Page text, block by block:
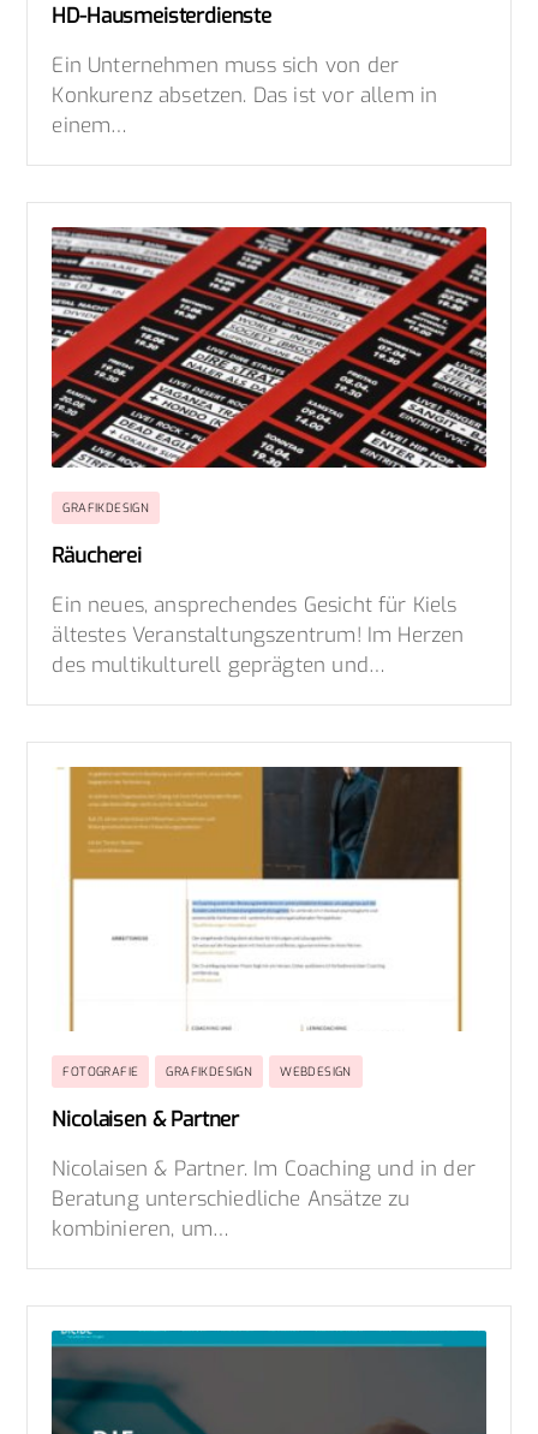
HD-Hausmeisterdienste
Ein Unternehmen muss sich von der
Konkurenz absetzen. Das ist vor allem in
einem…
GRAFIKDESIGN
Räucherei
Ein neues, ansprechendes Gesicht für Kiels
ältestes Veranstaltungszentrum! Im Herzen
des multikulturell geprägten und…
FOTOGRAFIE GRAFIKDESIGN WEBDESIGN
Nicolaisen & Partner
Nicolaisen & Partner. Im Coaching und in der
Beratung unterschiedliche Ansätze zu
kombinieren, um…